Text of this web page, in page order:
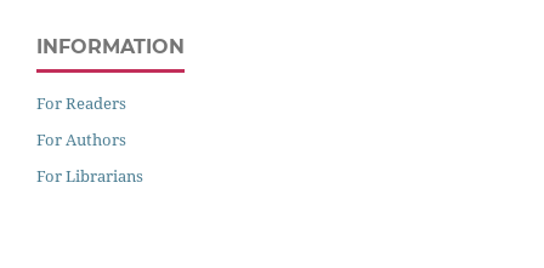
INFORMATION
For Readers
For Authors
For Librarians